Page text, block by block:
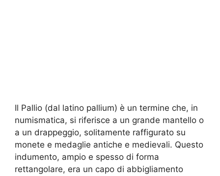
Il Pallio (dal latino pallium) è un termine che, in
numismatica, si riferisce a un grande mantello o
a un drappeggio, solitamente raffigurato su
monete e medaglie antiche e medievali. Questo
indumento, ampio e spesso di forma
rettangolare, era un capo di abbigliamento